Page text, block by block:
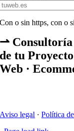
Con o sin https, con o
⇀
de tu
Web ·
Aviso legal ·Política